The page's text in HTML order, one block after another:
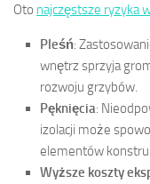
Oto najczęstsze ryzyka
Pleśń:
wnętrz sprzyja
rozwoju grzybów.
Pęknięcia:
izolacji może
elementów
Wyższe koszty